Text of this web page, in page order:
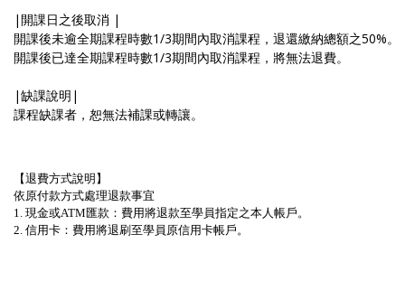
|開課日之後取消 |
開課後未逾全期課程時數1/3期間內取消課程，退還繳納總額之50%。
開課後已達全期課程時數1/3期間內取消課程，將無法退費。
|缺課說明|
課程缺課者，恕無法補課或轉讓。
【退費方式說明】
依原付款方式處理退款事宜
1. 現金或ATM匯款：費用將退款至學員指定之本人帳戶。
2. 信用卡：費用將退刷至學員原信用卡帳戶。